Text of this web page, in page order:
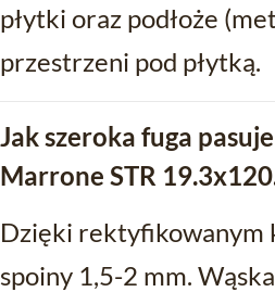
płytki oraz podłoże
przestrzeni pod płytką.
Jak szeroka fuga
Marrone STR
Dzięki rektyfikowanym
spoiny 1,5-2 mm.